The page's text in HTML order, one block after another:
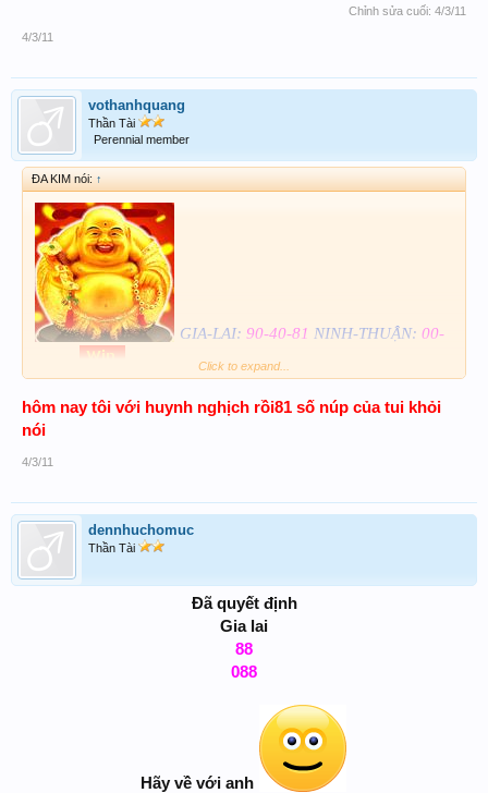
Chỉnh sửa cuối: 4/3/11
4/3/11
vothanhquang
Thần Tài
Perennial member
ĐA KIM nói: ↑
GIA-LAI: 90-40-81 NINH-THUẬN: 00-
Click to expand...
hôm nay tôi với huynh nghịch rồi81 số núp của tui khỏi
nói
4/3/11
dennhuchomuc
Thần Tài
Đã quyết định
Gia lai
88
088
Hãy về với anh